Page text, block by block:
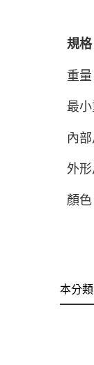
規格
重
最
內
外
顏
本分